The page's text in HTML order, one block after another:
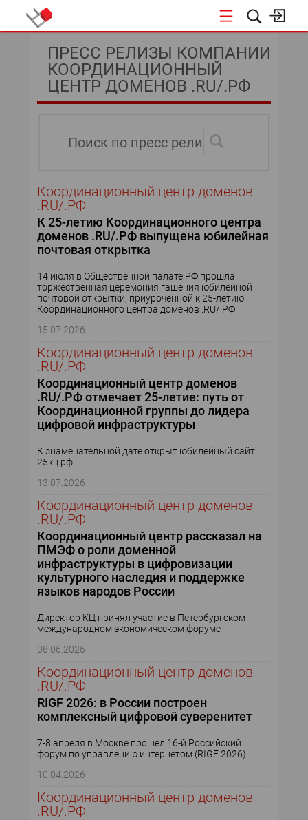
КОНФЕРЕНЦИИ
«ОТКРЫТЫЕ СИСТЕМЫ»
КОМПЬЮТЕРНЫЙ МИР
ИТ-КАЛЕНДАРЬ
АРХИВ ЖУРНАЛОВ
ПОДПИСКА
ПРЕСС РЕЛИЗЫ КОМПАНИИ
КООРДИНАЦИОННЫЙ
ЦЕНТР ДОМЕНОВ .RU/.РФ
Координационный центр доменов
.RU/.РФ
К 25-летию Координационного центра
доменов .RU/.РФ выпущена юбилейная
почтовая открытка
14 июля в Общественной палате РФ прошла
торжественная церемония гашения юбилейной
почтовой открытки, приуроченной к 25-летию
Координационного центра доменов .RU/.РФ.
15.07.2026
Координационный центр доменов
.RU/.РФ
Координационный центр доменов
.RU/.РФ отмечает 25-летие: путь от
Координационной группы до лидера
цифровой инфраструктуры
К знаменательной дате открыт юбилейный сайт
25кц.рф
13.07.2026
Координационный центр доменов
.RU/.РФ
Координационный центр рассказал на
ПМЭФ о роли доменной
инфраструктуры в цифровизации
культурного наследия и поддержке
языков народов России
Директор КЦ принял участие в Петербургском
международном экономическом форуме
08.06.2026
Координационный центр доменов
.RU/.РФ
RIGF 2026: в России построен
комплексный цифровой суверенитет
7-8 апреля в Москве прошел 16-й Российский
форум по управлению интернетом (RIGF 2026).
10.04.2026
Координационный центр доменов
.RU/.РФ